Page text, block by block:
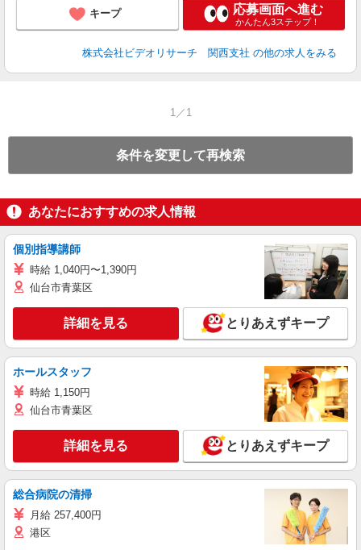
キープ 応募画面へ進む
かんたん3ステップ！
株式会社ビデオリサーチ 関西支社 の他の求人をみる
1／1
条件を変更して再検索
あなたにおすすめの求人情報
個別指導講師
時給 1,040円〜1,390円
仙台市青葉区
詳細を見る とりあえずキープ
ホールスタッフ
時給 1,150円
仙台市青葉区
詳細を見る とりあえずキープ
総合病院の清掃
月給 257,400円
港区